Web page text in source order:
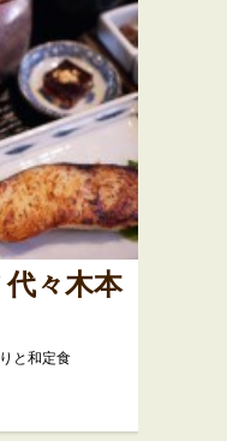
々木本
と和定食